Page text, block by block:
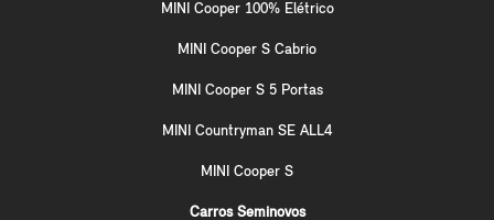
MINI Cooper 100% Elétrico
MINI Cooper S Cabrio
MINI Cooper S 5 Portas
MINI Countryman SE ALL4
MINI Cooper S
Carros Seminovos